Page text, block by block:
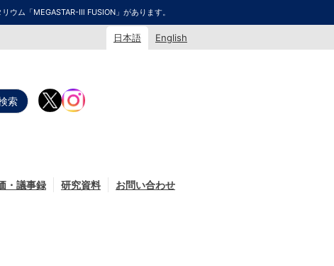
ウム「MEGASTAR-Ⅲ FUSION」があります。
日本語 English
・議事録 研究資料 お問い合わせ